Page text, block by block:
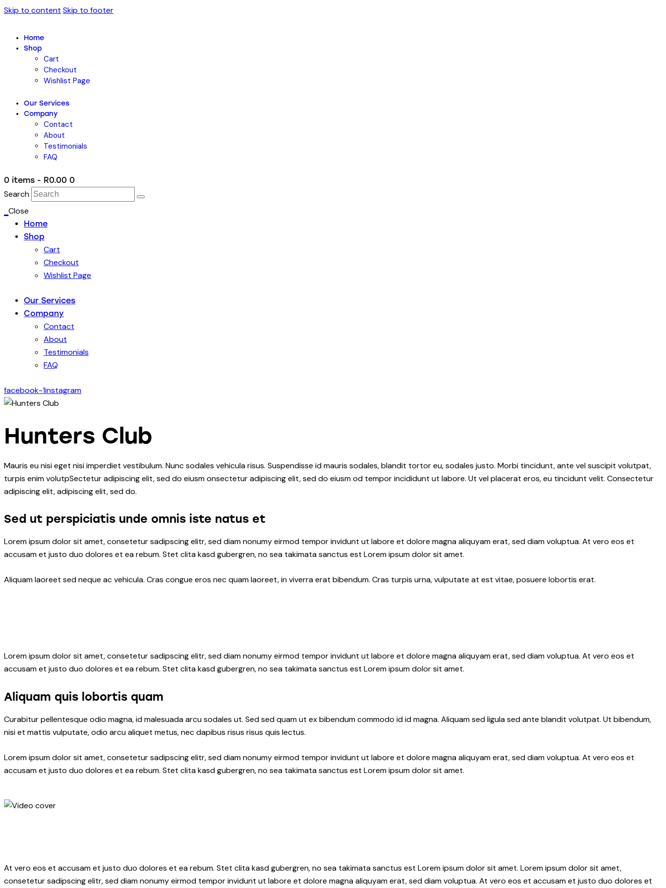
Skip to content Skip to footer
Home
Shop
Cart
Checkout
Wishlist Page
Our Services
Company
Contact
About
Testimonials
FAQ
0 items - R0.00 0
Search
Close
Home
Shop
Cart
Checkout
Wishlist Page
Our Services
Company
Contact
About
Testimonials
FAQ
facebook-1instagram
Hunters Club
Mauris eu nisi eget nisi imperdiet vestibulum. Nunc sodales vehicula risus. Suspendisse id mauris sodales, blandit tortor eu, sodales justo. Morbi tincidunt, ante vel suscipit volutpat,
turpis enim volutpSectetur adipiscing elit, sed do eiusm onsectetur adipiscing elit, sed do eiusm od tempor incididunt ut labore. Ut vel placerat eros, eu tincidunt velit. Consectetur
adipiscing elit, adipiscing elit, sed do.
Sed ut perspiciatis unde omnis iste natus et
Lorem ipsum dolor sit amet, consetetur sadipscing elitr, sed diam nonumy eirmod tempor invidunt ut labore et dolore magna aliquyam erat, sed diam voluptua. At vero eos et
accusam et justo duo dolores et ea rebum. Stet clita kasd gubergren, no sea takimata sanctus est Lorem ipsum dolor sit amet.
Aliquam laoreet sed neque ac vehicula. Cras congue eros nec quam laoreet, in viverra erat bibendum. Cras turpis urna, vulputate at est vitae, posuere lobortis erat.
Lorem ipsum dolor sit amet, consetetur sadipscing elitr, sed diam nonumy eirmod tempor invidunt ut labore et dolore magna aliquyam erat, sed diam voluptua. At vero eos et
accusam et justo duo dolores et ea rebum. Stet clita kasd gubergren, no sea takimata sanctus est Lorem ipsum dolor sit amet.
Aliquam quis lobortis quam
Curabitur pellentesque odio magna, id malesuada arcu sodales ut. Sed sed quam ut ex bibendum commodo id id magna. Aliquam sed ligula sed ante blandit volutpat. Ut bibendum,
nisi et mattis vulputate, odio arcu aliquet metus, nec dapibus risus risus quis lectus.
Lorem ipsum dolor sit amet, consetetur sadipscing elitr, sed diam nonumy eirmod tempor invidunt ut labore et dolore magna aliquyam erat, sed diam voluptua. At vero eos et
accusam et justo duo dolores et ea rebum. Stet clita kasd gubergren, no sea takimata sanctus est Lorem ipsum dolor sit amet.
At vero eos et accusam et justo duo dolores et ea rebum. Stet clita kasd gubergren, no sea takimata sanctus est Lorem ipsum dolor sit amet. Lorem ipsum dolor sit amet,
consetetur sadipscing elitr, sed diam nonumy eirmod tempor invidunt ut labore et dolore magna aliquyam erat, sed diam voluptua. At vero eos et accusam et justo duo dolores et